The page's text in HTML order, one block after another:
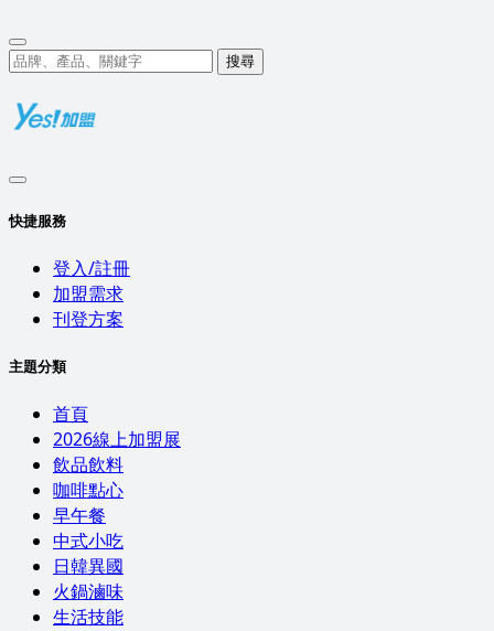
搜尋
快捷服務
登入/註冊
加盟需求
刊登方案
主題分類
首頁
2026線上加盟展
飲品飲料
咖啡點心
早午餐
中式小吃
日韓異國
火鍋滷味
生活技能